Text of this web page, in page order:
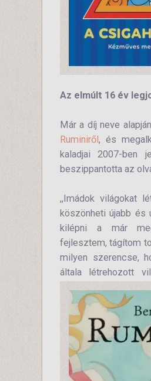
Az elmúlt 16 év
Már a díj neve
Ruminiről, és
kaladjai 2007-ben
beszippantotta az
,,Imádok világokat
köszönheti újabb és
kilépni a már
fejlesztem, tágítom
milyen szerencse,
általa létrehozott